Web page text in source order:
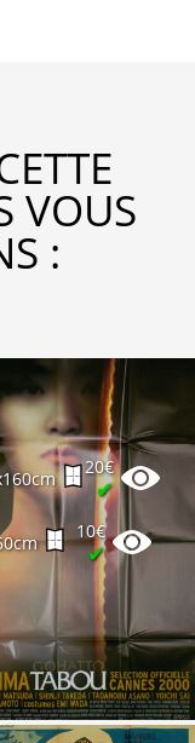
VOUS
:
20€
✔
10€
✔